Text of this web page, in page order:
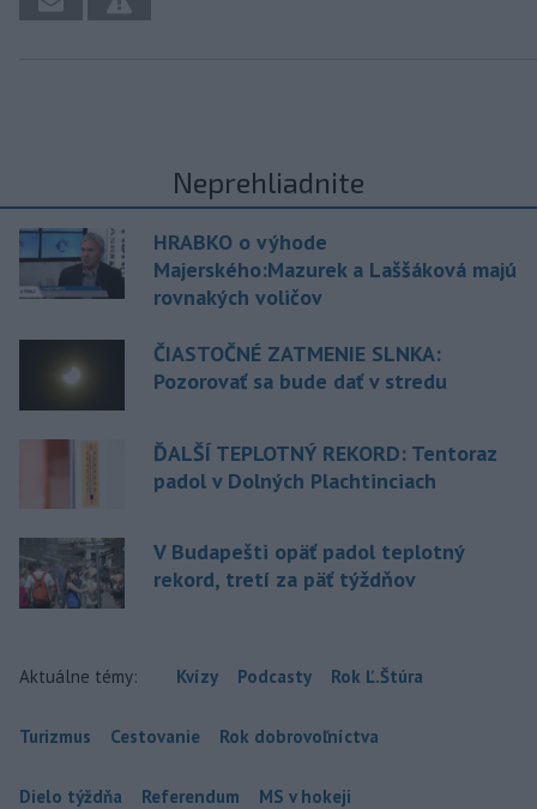
Neprehliadnite
HRABKO o výhode
Majerského:Mazurek a Laššáková majú
rovnakých voličov
ČIASTOČNÉ ZATMENIE SLNKA:
Pozorovať sa bude dať v stredu
ĎALŠÍ TEPLOTNÝ REKORD: Tentoraz
padol v Dolných Plachtinciach
V Budapešti opäť padol teplotný
rekord, tretí za päť týždňov
Aktuálne témy: Kvízy Podcasty Rok Ľ.Štúra
Turizmus Cestovanie Rok dobrovoľníctva
Dielo týždňa Referendum MS v hokeji